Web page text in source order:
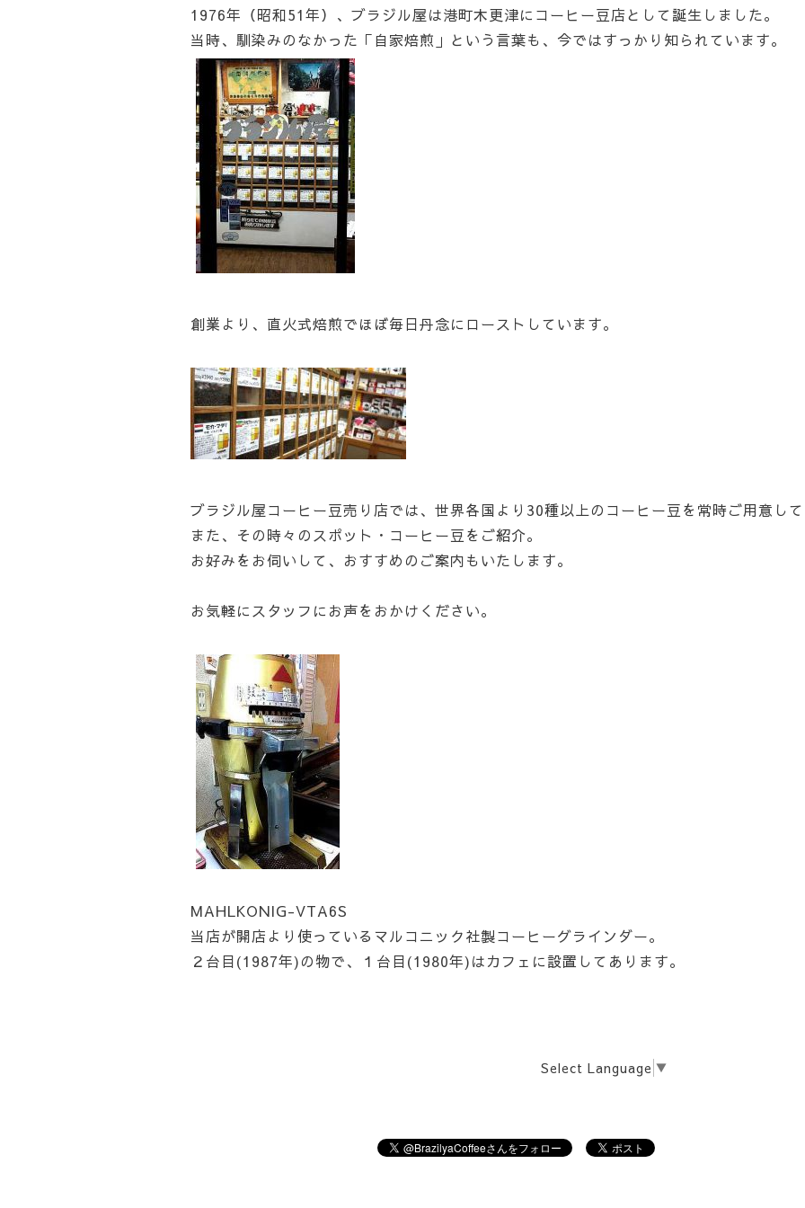
1976年（昭和51年）、ブラジル屋は港町木更津にコーヒー豆店として誕生しました。
当時、馴染みのなかった「自家焙煎」という言葉も、今ではすっかり知られています。
創業より、直火式焙煎でほぼ毎日丹念にローストしています。
ブラジル屋コーヒー豆売り店では、世界各国より30種以上のコーヒー豆を常時ご用意して
また、その時々のスポット・コーヒー豆をご紹介。
お好みをお伺いして、おすすめのご案内もいたします。
お気軽にスタッフにお声をおかけください。
MAHLKONIG-VTA6S
当店が開店より使っているマルコニック社製コーヒーグラインダー。
２台目(1987年)の物で、１台目(1980年)はカフェに設置してあります。
Select Language ▼